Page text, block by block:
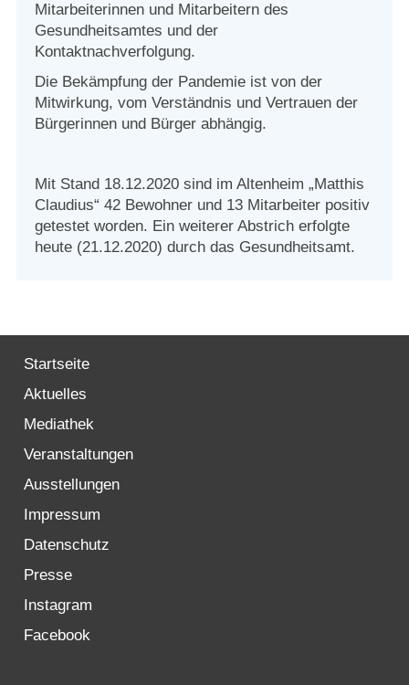
Mitarbeiterinnen und Mitarbeitern des
Gesundheitsamtes und der
Kontaktnachverfolgung.
Die Bekämpfung der Pandemie ist von der
Mitwirkung, vom Verständnis und Vertrauen der
Bürgerinnen und Bürger abhängig.
Mit Stand 18.12.2020 sind im Altenheim „Matthis
Claudius“ 42 Bewohner und 13 Mitarbeiter positiv
getestet worden. Ein weiterer Abstrich erfolgte
heute (21.12.2020) durch das Gesundheitsamt.
Startseite
Aktuelles
Mediathek
Veranstaltungen
Ausstellungen
Impressum
Datenschutz
Presse
Instagram
Facebook